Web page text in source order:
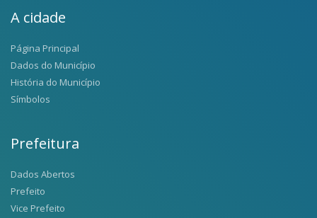
A cidade
Página Principal
Dados do Município
História do Município
Símbolos
Prefeitura
Dados Abertos
Prefeito
Vice Prefeito